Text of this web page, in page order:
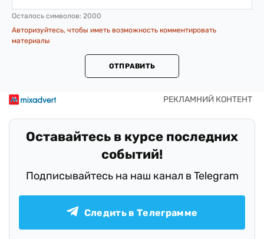
Осталось символов: 2000
Авторизуйтесь, чтобы иметь возможность комментировать
материалы
ОТПРАВИТЬ
Оставайтесь в курсе последних
событий!
Подписывайтесь на наш канал в Telegram
Следить в Телеграмме